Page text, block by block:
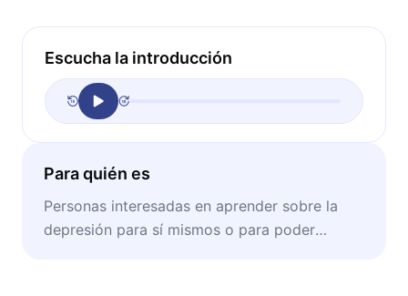
Escucha la introducción
Para quién es
Personas interesadas en aprender sobre la
depresión para sí mismos o para poder